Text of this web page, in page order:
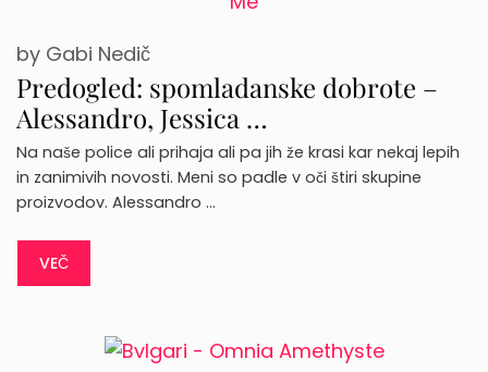
Predogled: spomladanske dobrote –
Alessandro, Jessica …
by Gabi Nedič
Na naše police ali prihaja ali pa jih že krasi kar nekaj lepih
in zanimivih novosti. Meni so padle v oči štiri skupine
proizvodov. Alessandro …
VEČ